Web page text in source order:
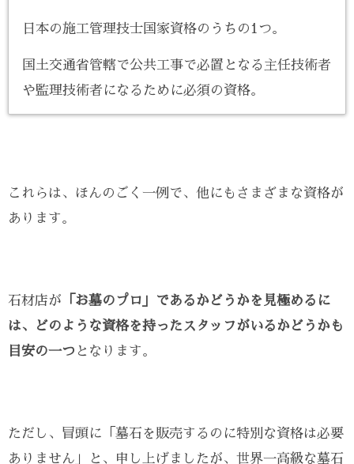
日本の施工管理技士国家資格のうちの1つ。
国土交通省管轄で公共工事で必置となる主任技術者
や監理技術者になるために必須の資格。
これらは、ほんのごく一例で、他にもさまざまな資格が
あります。
石材店が 「お墓のプロ」であるかどうかを見極めるに
は、どのような資格を持ったスタッフがいるかどうかも
目安の一つ となります。
ただし、冒頭に「墓石を販売するのに特別な資格は必要
ありません」と、申し上げましたが、世界一高級な墓石